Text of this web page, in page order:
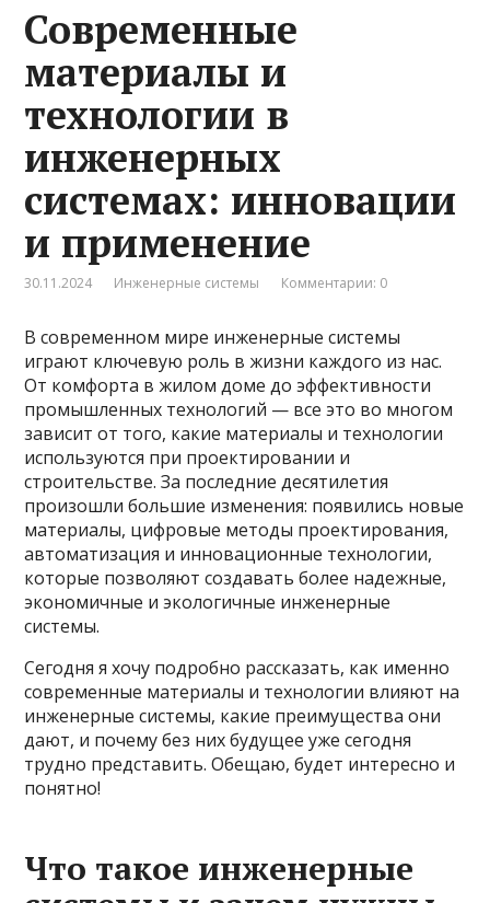
Современные
материалы и
технологии в
инженерных
системах: инновации
и применение
30.11.2024 Инженерные системы Комментарии: 0
В современном мире инженерные системы
играют ключевую роль в жизни каждого из нас.
От комфорта в жилом доме до эффективности
промышленных технологий — все это во многом
зависит от того, какие материалы и технологии
используются при проектировании и
строительстве. За последние десятилетия
произошли большие изменения: появились новые
материалы, цифровые методы проектирования,
автоматизация и инновационные технологии,
которые позволяют создавать более надежные,
экономичные и экологичные инженерные
системы.
Сегодня я хочу подробно рассказать, как именно
современные материалы и технологии влияют на
инженерные системы, какие преимущества они
дают, и почему без них будущее уже сегодня
трудно представить. Обещаю, будет интересно и
понятно!
Что такое инженерные